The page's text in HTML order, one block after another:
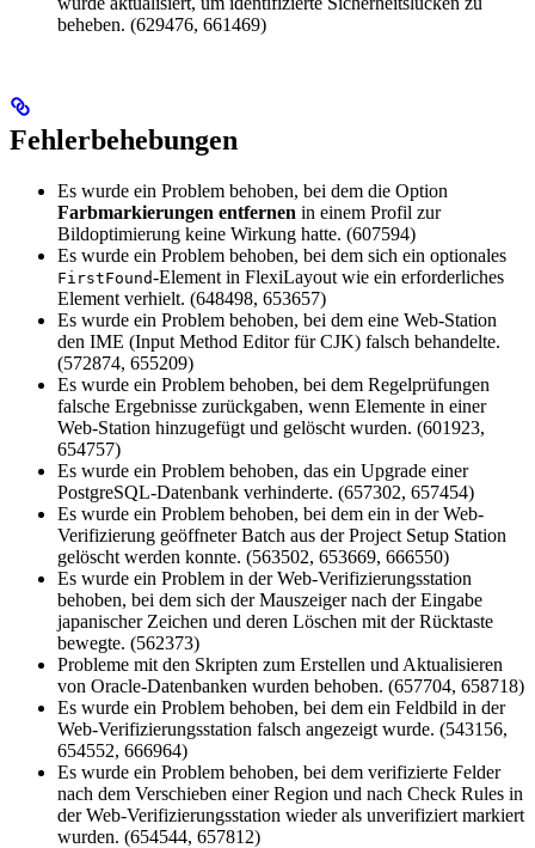
beheben. (629476, 661469)
Fehlerbehebungen
Es wurde ein Problem behoben, bei dem die Option
Farbmarkierungen entfernen in einem Profil zur
Bildoptimierung keine Wirkung hatte. (607594)
Es wurde ein Problem behoben, bei dem sich ein optionales
FirstFound-Element in FlexiLayout wie ein erforderliches
Element verhielt. (648498, 653657)
Es wurde ein Problem behoben, bei dem eine Web-Station
den IME (Input Method Editor für CJK) falsch behandelte.
(572874, 655209)
Es wurde ein Problem behoben, bei dem Regelprüfungen
falsche Ergebnisse zurückgaben, wenn Elemente in einer
Web-Station hinzugefügt und gelöscht wurden. (601923,
654757)
Es wurde ein Problem behoben, das ein Upgrade einer
PostgreSQL-Datenbank verhinderte. (657302, 657454)
Es wurde ein Problem behoben, bei dem ein in der Web-
Verifizierung geöffneter Batch aus der Project Setup Station
gelöscht werden konnte. (563502, 653669, 666550)
Es wurde ein Problem in der Web-Verifizierungsstation
behoben, bei dem sich der Mauszeiger nach der Eingabe
japanischer Zeichen und deren Löschen mit der Rücktaste
bewegte. (562373)
Probleme mit den Skripten zum Erstellen und Aktualisieren
von Oracle-Datenbanken wurden behoben. (657704, 658718)
Es wurde ein Problem behoben, bei dem ein Feldbild in der
Web-Verifizierungsstation falsch angezeigt wurde. (543156,
654552, 666964)
Es wurde ein Problem behoben, bei dem verifizierte Felder
nach dem Verschieben einer Region und nach Check Rules in
der Web-Verifizierungsstation wieder als unverifiziert markiert
wurden. (654544, 657812)